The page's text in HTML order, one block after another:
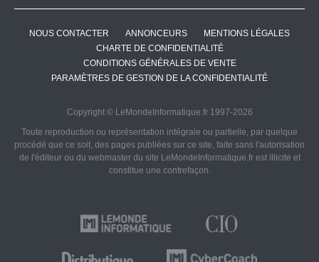
NOUS CONTACTER ANNONCEURS
MENTIONS LÉGALES
CHARTE DE CONFIDENTIALITÉ
CONDITIONS GÉNÉRALES DE VENTE
PARAMÈTRES DE GESTION DE LA CONFIDENTIALITÉ
Copyright © LeMondeInformatique.fr 1997-2026
Toute reproduction ou représentation intégrale ou partielle, par quelque
procédé que ce soit, des pages publiées sur ce site, faite sans l'autorisation
de l'éditeur ou du webmaster du site LeMondeInformatique.fr est illicite et
constitue une contrefaçon.